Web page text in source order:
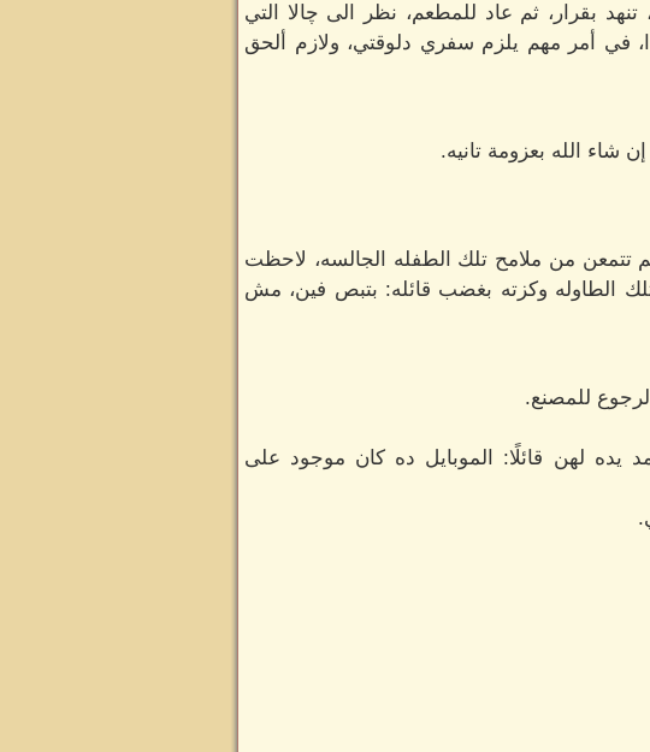
بقرار، ثم عاد للمطعم، نظر الى چالا التي
في أمر مهم يلزم سفري دلوقتي، ولازم ألحق
الله بعزومة تانيه.
تتمعن من ملامح تلك الطفله الجالسه، لاحظت
الطاوله وكزته بغضب قائله: بتبص فين، مش
للمصنع.
يده لهن قائلًا: الموبايل ده كان موجود على